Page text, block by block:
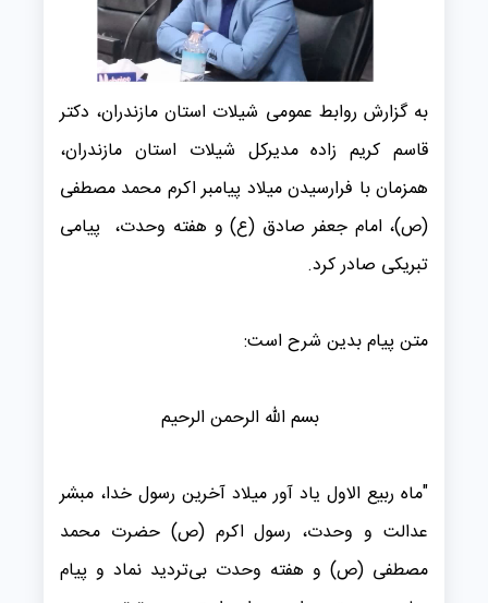
به گزارش روابط عمومی شیلات استان مازندران، دکتر
قاسم کریم زاده مدیرکل شیلات استان مازندران،
همزمان با فرارسیدن میلاد پیامبر اکرم محمد مصطفی
(ص)، امام جعفر صادق (ع) و هفته وحدت، پیامی
تبریکی صادر کرد.
متن پیام بدین شرح است:
بسم الله الرحمن الرحیم
"ماه ربیع الاول یاد آور میلاد آخرین رسول خدا، مبشر
عدالت و وحدت، رسول اکرم (ص) حضرت محمد
مصطفی (ص) و هفته وحدت بی‌تردید نماد و پیام